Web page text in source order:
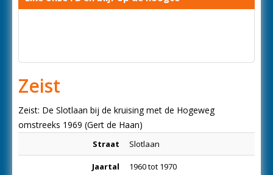
Zeist
Zeist: De Slotlaan bij de kruising met de Hogeweg
omstreeks 1969 (Gert de Haan)
Straat Slotlaan
Jaartal 1960 tot 1970